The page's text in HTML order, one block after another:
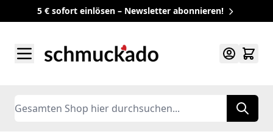
5 € sofort einlösen – Newsletter abonnieren!
Search